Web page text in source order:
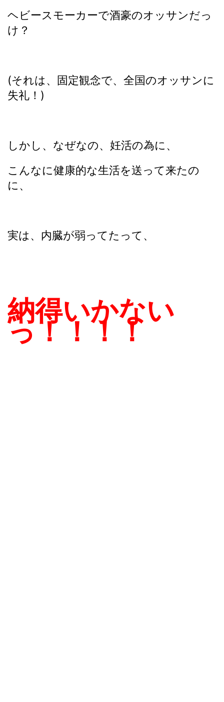
ヘビースモーカーで酒豪のオッサンだっ
け？
(それは、固定観念で、全国のオッサンに
失礼！)
しかし、なぜなの、妊活の為に、
こんなに健康的な生活を送って来たの
に、
実は、内臓が弱ってたって、
納得いかない
っ！！！！